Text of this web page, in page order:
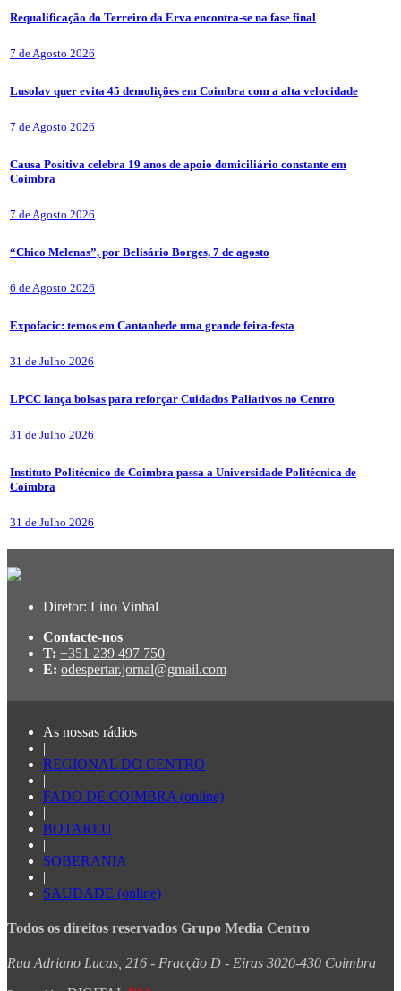
Requalificação do Terreiro da Erva encontra-se na fase final
7 de Agosto 2026
Lusolav quer evita 45 demolições em Coimbra com a alta velocidade
7 de Agosto 2026
Causa Positiva celebra 19 anos de apoio domiciliário constante em
Coimbra
7 de Agosto 2026
“Chico Melenas”, por Belisário Borges, 7 de agosto
6 de Agosto 2026
Expofacic: temos em Cantanhede uma grande feira-festa
31 de Julho 2026
LPCC lança bolsas para reforçar Cuidados Paliativos no Centro
31 de Julho 2026
Instituto Politécnico de Coimbra passa a Universidade Politécnica de
Coimbra
31 de Julho 2026
Diretor: Lino Vinhal
Contacte-nos
T: +351 239 497 750
E: odespertar.jornal@gmail.com
As nossas rádios
|
REGIONAL DO CENTRO
|
FADO DE COIMBRA (online)
|
BOTAREU
|
SOBERANIA
|
SAUDADE (online)
Todos os direitos reservados Grupo Media Centro
Rua Adriano Lucas, 216 - Fracção D - Eiras 3020-430 Coimbra